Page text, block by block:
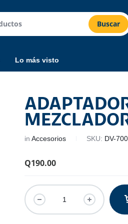
Buscar
Lo más visto
inAccesorios SKU: DV-
Q190.00